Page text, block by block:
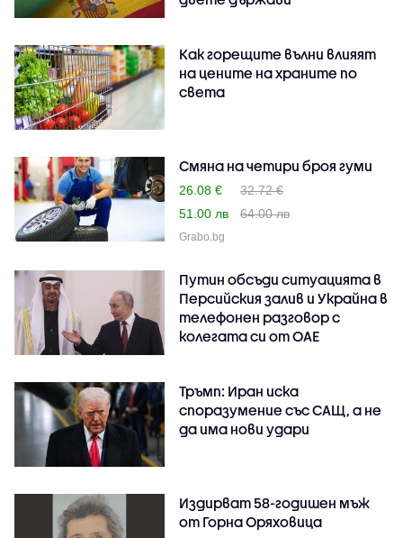
Как горещите вълни влияят
на цените на храните по
света
Смяна на четири броя гуми
26.08 €
32.72 €
51.00 лв
64.00 лв
Grabo.bg
Путин обсъди ситуацията в
Персийския залив и Украйна в
телефонен разговор с
колегата си от ОАЕ
Тръмп: Иран иска
споразумение със САЩ, а не
да има нови удари
Издирват 58-годишен мъж
от Горна Оряховица